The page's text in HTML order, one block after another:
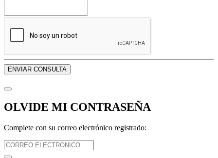
ENVIAR CONSULTA
OLVIDE MI CONTRASEÑA
Complete con su correo electrónico registrado: